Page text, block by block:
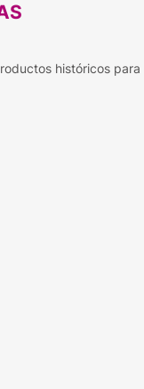
históricos para